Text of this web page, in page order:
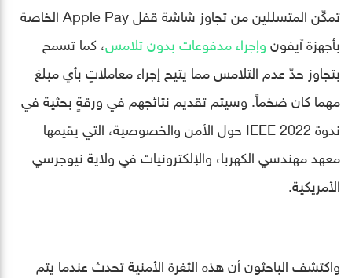
تمكّن المتسللين من تجاوز شاشة قفل Apple Pay الخاصة
بأجهزة آيفونوإجراء مدفوعات بدون تلامس، كما تسمح
بتجاوز حدّ عدم التلامس مما يتيح إجراء معاملاتٍ بأي مبلغ
مهما كان ضخماً. وسيتم تقديم نتائجهم في ورقةٍ بحثية في
ندوة IEEE 2022 حول الأمن والخصوصية، التي يقيمها
معهد مهندسي الكهرباء والإلكترونيات في ولاية نيوجرسي
الأمريكية.
واكتشف الباحثون أن هذه الثغرة الأمنية تحدث عندما يتم